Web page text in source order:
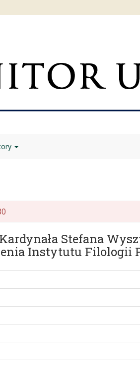
Stefana
Instytutu Filologii